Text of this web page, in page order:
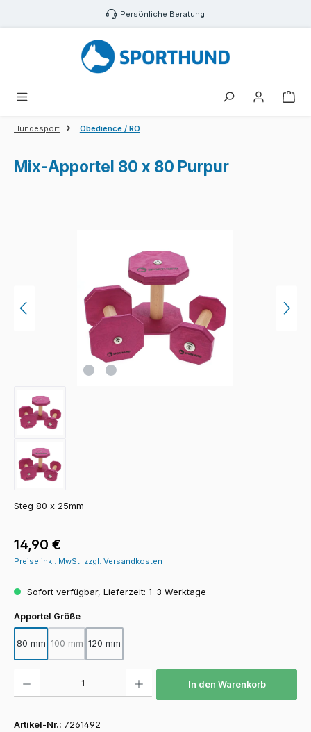
Zum Hauptinhalt springen Persönliche Beratung
Hundesport Obedience / RO
Mix-Apportel 80 x 80 Purpur
Steg 80 x 25mm
Regulärer Preis:
14,90 €
Preise inkl. MwSt. zzgl. Versandkosten
Sofort verfügbar, Lieferzeit: 1-3 Werktage
Apportel Größeauswählen
80 mm 100 mm
(Diese Option ist zurzeit nicht verfügbar.)
120 mm
In den Warenkorb
Artikel-Nr.: 7261492